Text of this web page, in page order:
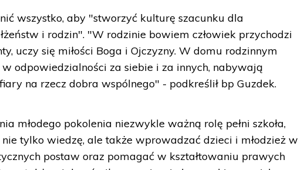
wszystko, aby "stworzyć kulturę szacunku dla
i rodzin". "W rodzinie bowiem człowiek przychodzi
uczy się miłości Boga i Ojczyzny. W domu rodzinnym
odpowiedzialności za siebie i za innych, nabywają
na rzecz dobra wspólnego" - podkreślił bp Guzdek.
młodego pokolenia niezwykle ważną rolę pełni szkoła,
tylko wiedzę, ale także wprowadzać dzieci i młodzież w
postaw oraz pomagać w kształtowaniu prawych